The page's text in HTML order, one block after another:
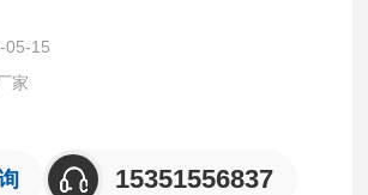
（如氧乐果、阿维菌素、百菌清、吡虫啉、
、多效唑、毒死蜱等）浓度含量及对结果阴
05-15
家
15351556837